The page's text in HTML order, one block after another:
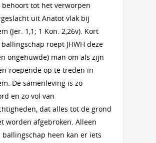
behoort tot het verworpen
uit Anatot vlak bij
(Jer. 1,1; 1 Kon. 2,26v). Kort
roept JHWH deze
ongehuwde) man om als zijn
roepende op te treden in
De samenleving is zo
en zo vol van
dat alles tot de grond
worden afgebroken. Alleen
ballingschap heen kan er iets